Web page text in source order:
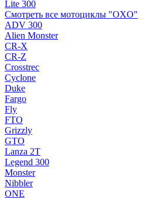
Lite 300
Смотреть все мотоциклы "OXO"
ADV 300
Alien Monster
CR-X
CR-Z
Crosstrec
Cyclone
Duke
Fargo
Fly
FTO
Grizzly
GTO
Lanza 2T
Legend 300
Monster
Nibbler
ONE